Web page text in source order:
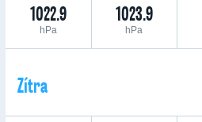
1022.9
hPa
1023.9
hPa
Zítra